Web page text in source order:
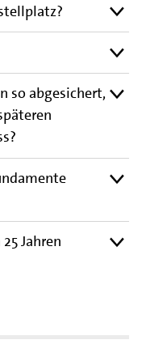
so abgesichert,
Jahren